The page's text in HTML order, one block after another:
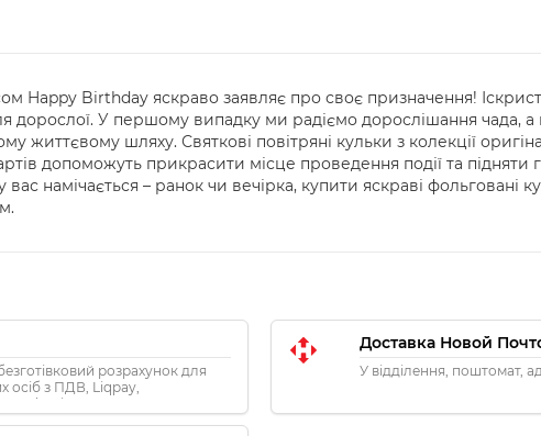
Happy Birthday яскраво заявляє про своє призначення!
дорослої. У першому випадку ми радіємо дорослішання чада,
життєвому шляху. Святкові повітряні кульки з колекції
допоможуть прикрасити місце проведення події та
вас намічається – ранок чи вечірка, купити яскраві фольговані
розрахунок для
осіб з ПДВ, Liqpay,
Privat24
Доставка Новой
У відділення, поштомат,